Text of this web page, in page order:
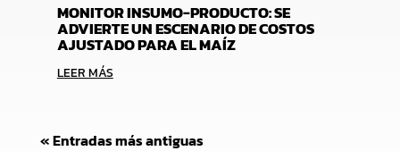
MONITOR INSUMO-PRODUCTO: SE
ADVIERTE UN ESCENARIO DE COSTOS
AJUSTADO PARA EL MAÍZ
LEER MÁS
« Entradas más antiguas